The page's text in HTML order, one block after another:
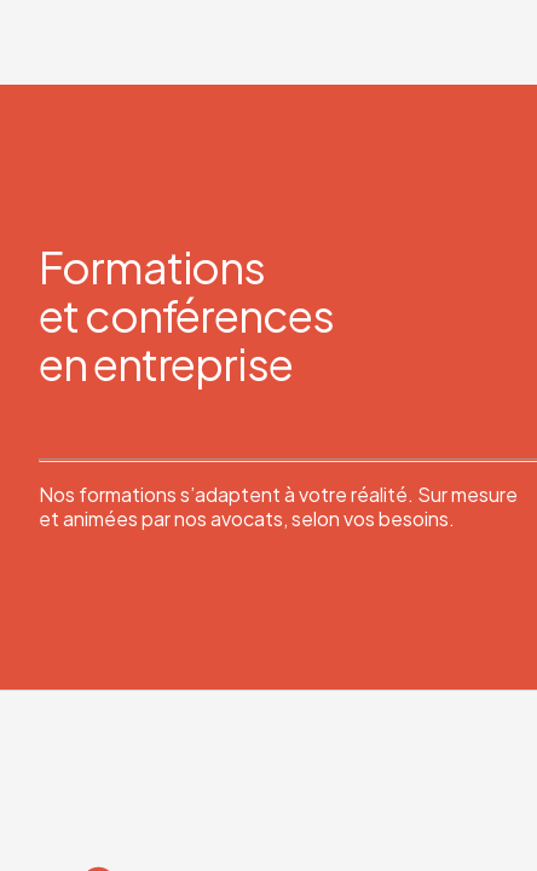
Formations
et conférences
en entreprise
Nos formations s’adaptent à votre réalité. Sur mesure
et animées par nos avocats, selon vos besoins.